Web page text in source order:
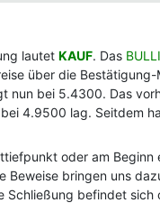
lautet KAUF. Das
über die
nun bei 5.4300. Das
4.9500 lag. Seitdem
oder am
Beweise bringen uns
Schließung befindet